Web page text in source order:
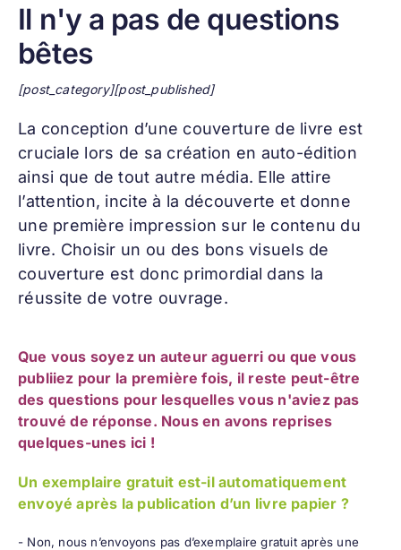
Il n'y a pas de questions
bêtes
[post_category][post_published]
La conception d’une couverture de livre est
cruciale lors de sa création en auto-édition
ainsi que de tout autre média. Elle attire
l’attention, incite à la découverte et donne
une première impression sur le contenu du
livre. Choisir un ou des bons visuels de
couverture est donc primordial dans la
réussite de votre ouvrage.
Que vous soyez un auteur aguerri ou que vous
publiiez pour la première fois, il reste peut-être
des questions pour lesquelles vous n'aviez pas
trouvé de réponse. Nous en avons reprises
quelques-unes ici !
Un exemplaire gratuit est-il automatiquement
envoyé après la publication d’un livre papier ?
- Non, nous n’envoyons pas d’exemplaire gratuit après une